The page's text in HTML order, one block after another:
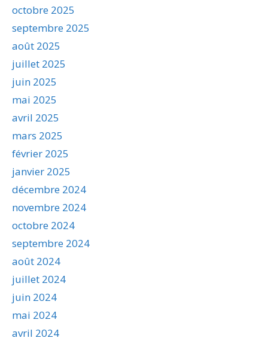
octobre 2025
septembre 2025
août 2025
juillet 2025
juin 2025
mai 2025
avril 2025
mars 2025
février 2025
janvier 2025
décembre 2024
novembre 2024
octobre 2024
septembre 2024
août 2024
juillet 2024
juin 2024
mai 2024
avril 2024